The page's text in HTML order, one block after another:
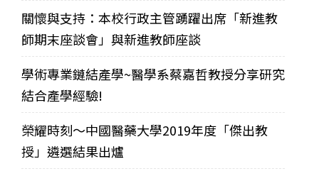
關懷與支持：本校行政主管踴躍出席「新進教
師期末座談會」與新進教師座談
學術專業鏈結產學~醫學系蔡嘉哲教授分享研究
結合產學經驗!
榮耀時刻～中國醫藥大學2019年度「傑出教
授」遴選結果出爐